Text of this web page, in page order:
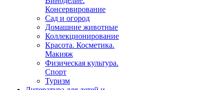
Консервирование
Сад и огород
Домашние животные
Коллекционирование
Красота. Косметика.
Макияж
Физическая культура.
Спорт
Туризм